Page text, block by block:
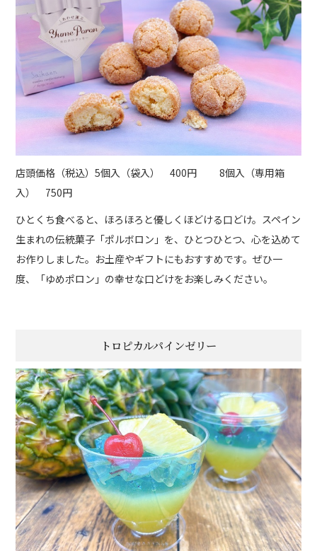
店頭価格（税込）5個入（袋入） 400円 8個入（専用箱
入） 750円
ひとくち食べると、ほろほろと優しくほどける口どけ。スペイン
生まれの伝統菓子「ポルボロン」を、ひとつひとつ、心を込めて
お作りしました。お土産やギフトにもおすすめです。ぜひ一
度、「ゆめポロン」の幸せな口どけをお楽しみください。
トロピカルパインゼリー